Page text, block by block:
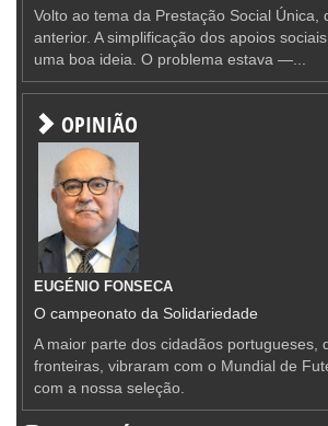
Volto ao tema da Prestação Social Única,
anterior. A simplificação dos apoios
uma boa ideia. O problema estava —...
OPINIÃO
EUGÉNIO FONSECA
O campeonato da Solidariedade
A maior parte dos cidadãos portugueses,
fronteiras, vibraram com o Mundial de
com a nossa seleção.